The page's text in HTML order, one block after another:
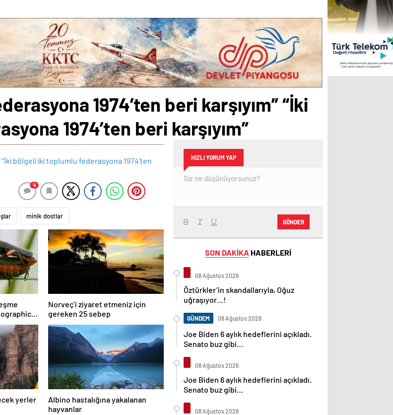
1974’ten beri karşıyım” “İki
1974’ten beri karşıyım”
4
minik dostlar
Norveç’i ziyaret etmeniz için
gereken 25 sebep
yerler
Albino hastalığına yakalanan
hayvanlar
HIZLI YORUM YAP
GÖNDER
SON DAKİKA HABERLERİ
08 Ağustos 2026
Öztürkler’in skandallarıyla, Oğuz
uğraşıyor…!
GÜNDEM 08 Ağustos 2026
Joe Biden 6 aylık hedeflerini açıkladı.
Senato buz gibi…
08 Ağustos 2026
Joe Biden 6 aylık hedeflerini açıkladı.
Senato buz gibi…
08 Ağustos 2026